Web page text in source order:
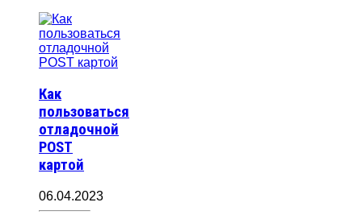
Как
пользоваться
отладочной
POST
картой
06.04.2023